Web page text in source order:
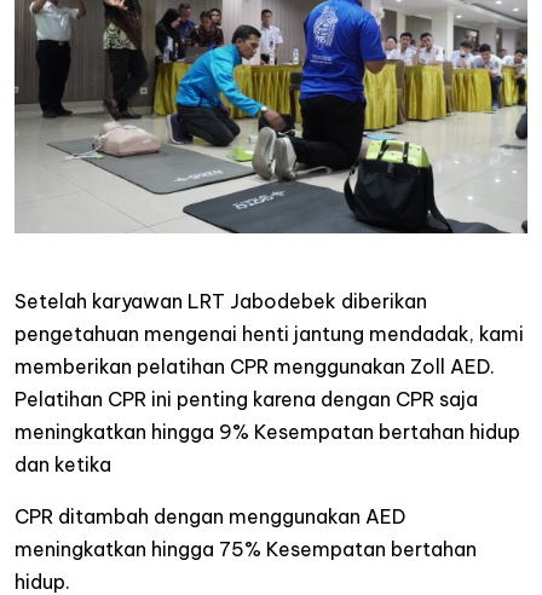
Setelah karyawan LRT Jabodebek diberikan
pengetahuan mengenai henti jantung mendadak, kami
memberikan pelatihan CPR menggunakan Zoll AED.
Pelatihan CPR ini penting karena dengan CPR saja
meningkatkan hingga 9% Kesempatan bertahan hidup
dan ketika
CPR ditambah dengan menggunakan AED
meningkatkan hingga 75% Kesempatan bertahan
hidup.